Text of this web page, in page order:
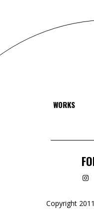
WORKS
Copyright